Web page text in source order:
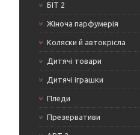
БІТ 2
Жіноча парфумерія
Коляски й автокрісла
Дитячі товари
Дитячі іграшки
Пледи
Презервативи